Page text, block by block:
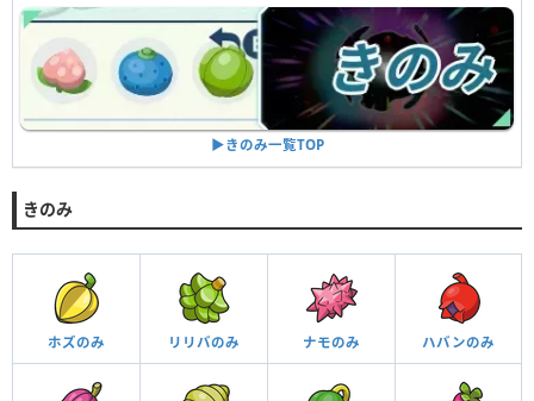
▶︎きのみ一覧TOP
きのみ
ホズのみ リリバのみ ナモのみ ハバンのみ